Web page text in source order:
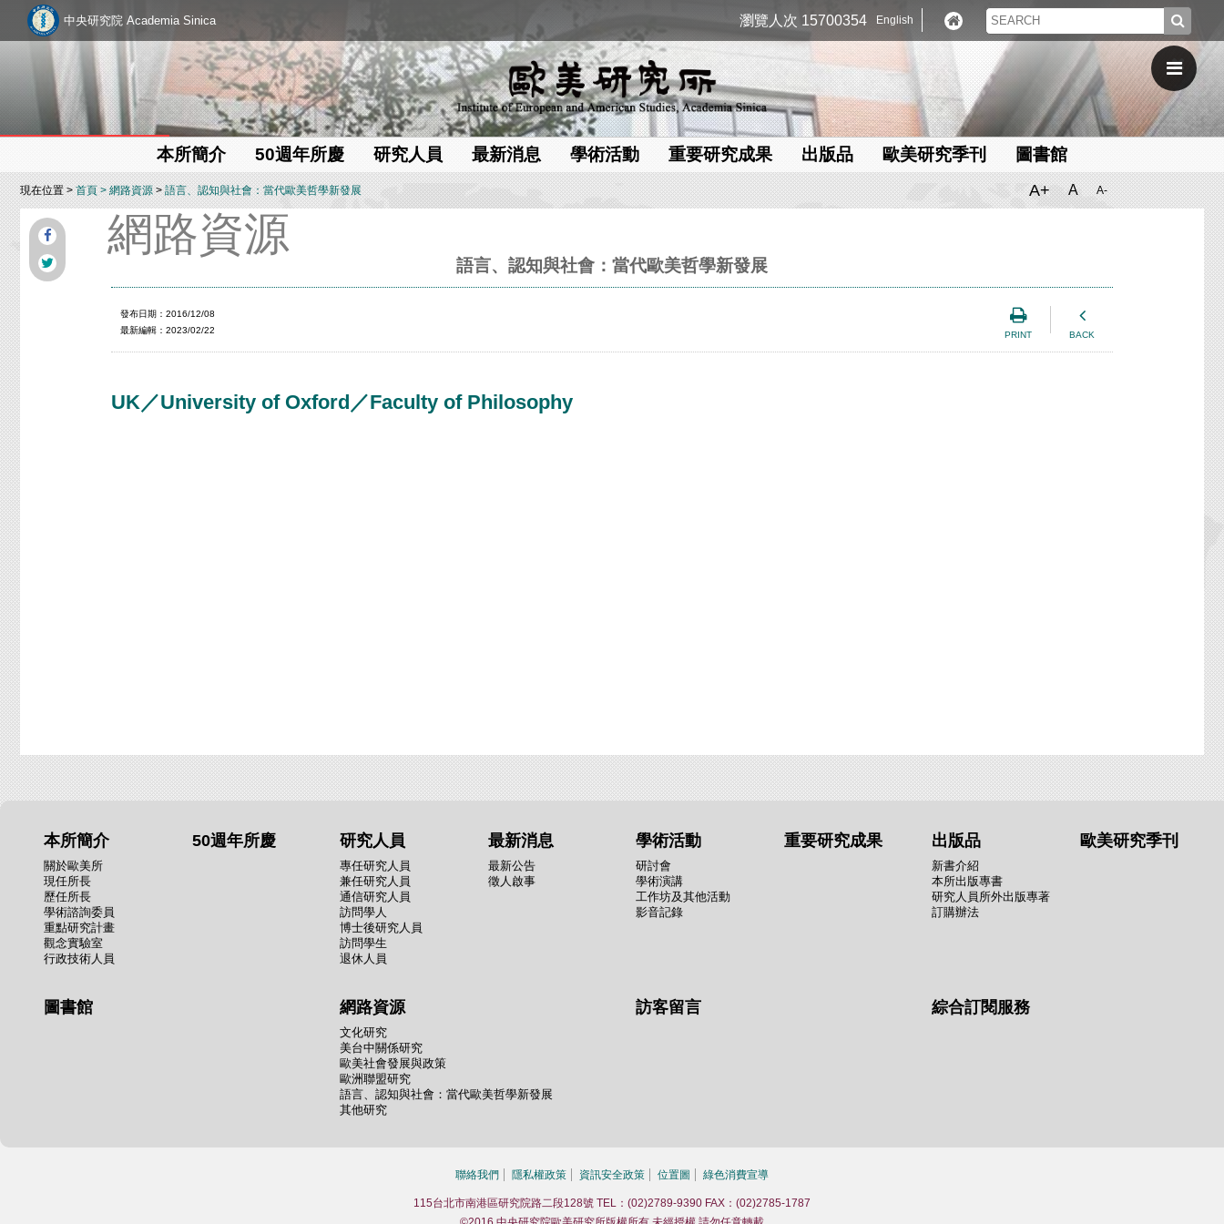
中央研究院 Academia Sinica 瀏覽人次 15700354 English
本所簡介 50週年所慶 研究人員 最新消息 學術活動 重要研究成果 出版品 歐美研究季刊 圖書館
現在位置 >首頁 >網路資源>語言、認知與社會：當代歐美哲學新發展 A+ A A-
網路資源
語言、認知與社會：當代歐美哲學新發展
PRINT BACK
發布日期：2016/12/08
最新編輯：2023/02/22
UK／University of Oxford／Faculty of Philosophy
本所簡介
關於歐美所
現任所長
歷任所長
學術諮詢委員
重點研究計畫
觀念實驗室
行政技術人員
50週年所慶 研究人員
專任研究人員
兼任研究人員
通信研究人員
訪問學人
博士後研究人員
訪問學生
退休人員
最新消息
最新公告
徵人啟事
學術活動
研討會
學術演講
工作坊及其他活動
影音記錄
重要研究成果 出版品
新書介紹
本所出版專書
研究人員所外出版專著
訂購辦法
歐美研究季刊
圖書館 網路資源
文化研究
美台中關係研究
歐美社會發展與政策
歐洲聯盟研究
語言、認知與社會：當代歐美哲學新發展
其他研究
訪客留言 綜合訂閱服務
聯絡我們 隱私權政策 資訊安全政策 位置圖 綠色消費宣導
115台北市南港區研究院路二段128號 TEL：(02)2789-9390 FAX：(02)2785-1787